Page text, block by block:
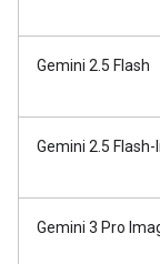
Gemini 2.5 Flash
Gemini 2.5 Flash-
Gemini 3 Pro